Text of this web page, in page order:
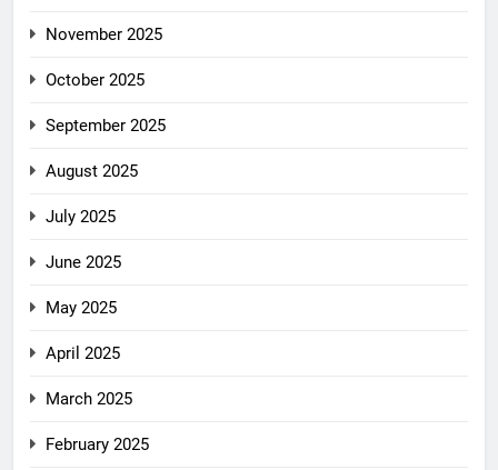
November 2025
October 2025
September 2025
August 2025
July 2025
June 2025
May 2025
April 2025
March 2025
February 2025